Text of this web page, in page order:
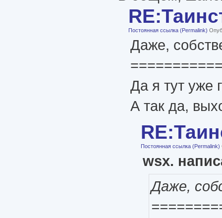
Постоянная ссылка (Permalink)
Даже,
Да я тут уже
А так да,
Постоянная ссылка (Permalink)
wsx.
Даже,